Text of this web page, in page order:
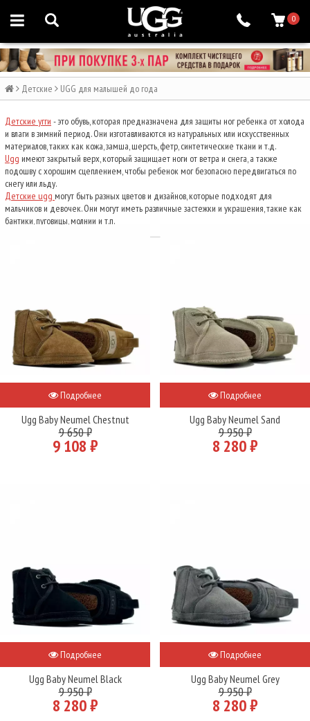
0
Детские UGG для малышей до года
Детские угги - это обувь, которая предназначена для защиты ног ребенка от холода
и влаги в зимний период. Они изготавливаются из натуральных или искусственных
материалов, таких как кожа, замша, шерсть, фетр, синтетические ткани и т.д.
Ugg имеют закрытый верх, который защищает ноги от ветра и снега, а также
подошву с хорошим сцеплением, чтобы ребенок мог безопасно передвигаться по
снегу или льду.
Детские ugg могут быть разных цветов и дизайнов, которые подходят для
мальчиков и девочек. Они могут иметь различные застежки и украшения, такие как
бантики, пуговицы, молнии и т.п.
Подробнее
Ugg Baby Neumel Chestnut
9 650 ₽
9 108 ₽
Подробнее
Ugg Baby Neumel Sand
9 950 ₽
8 280 ₽
Подробнее
Ugg Baby Neumel Black
9 950 ₽
8 280 ₽
Подробнее
Ugg Baby Neumel Grey
9 950 ₽
8 280 ₽